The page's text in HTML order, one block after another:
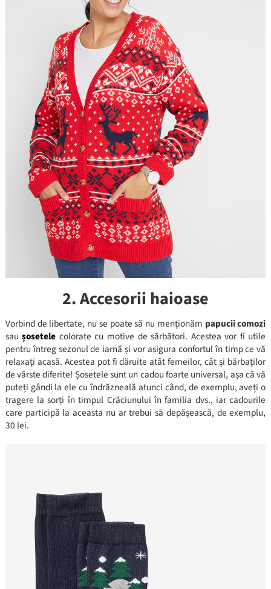
2. Accesorii haioase
Vorbind de libertate, nu se poate să nu menționăm papucii comozi
saușosetele colorate cu motive de sărbători. Acestea vor fi utile
pentru întreg sezonul de iarnă și vor asigura confortul în timp ce vă
relaxați acasă. Acestea pot fi dăruite atât femeilor, cât și bărbaților
de vârste diferite! Șosetele sunt un cadou foarte universal, așa că vă
puteți gândi la ele cu îndrăzneală atunci când, de exemplu, aveți o
tragere la sorți în timpul Crăciunului în familia dvs., iar cadourile
care participă la aceasta nu ar trebui să depășească, de exemplu,
30 lei.